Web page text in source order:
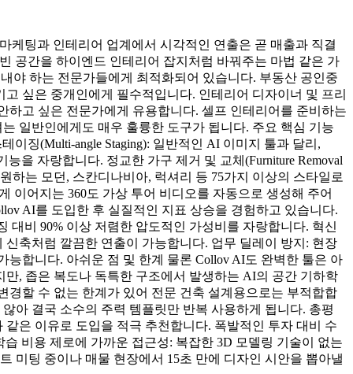
케팅과 인테리어 업계에서 시각적인 연출은 곧 매출과 직결
공간을 하이엔드 인테리어 잡지처럼 바꿔주는 마법 같은 가
야 하는 전문가들에게 최적화되어 있습니다. 부동산 공인중
싶은 중개인에게 필수적입니다. 인테리어 디자이너 및 프리
고 싶은 전문가에게 유용합니다. 셀프 인테리어를 준비하는
일반인에게도 매우 훌륭한 도구가 됩니다. 주요 핵심 기능
징(Multi-angle Staging): 일반적인 AI 이미지 툴과 달리,
을 자랑합니다. 정교한 가구 제거 및 교체(Furniture Removal
하는 모던, 스칸디나비아, 럭셔리 등 75가지 이상의 스타일로
이어지는 360도 가상 투어 비디오를 자동으로 생성해 주어
AI를 도입한 후 실질적인 지표 상승을 경험하고 있습니다.
비 90% 이상 저렴한 압도적인 가성비를 자랑합니다. 혁신
축처럼 깔끔한 연출이 가능합니다. 업무 딜레이 방지: 현장
합니다. 아쉬운 점 및 한계 물론 Collov AI도 완벽한 툴은 아
, 좁은 복도나 독특한 구조에서 발생하는 AI의 공간 기하학
경할 수 없는 한계가 있어 전문 건축 설계용으로는 부적합합
아 결국 소수의 주력 템플릿만 반복 사용하게 됩니다. 총평
은 이유로 도입을 적극 추천합니다. 폭발적인 투자 대비 수
비용 제로에 가까운 접근성: 복잡한 3D 모델링 기술이 없는
미팅 중이나 매물 현장에서 15초 만에 디자인 시안을 뽑아낼